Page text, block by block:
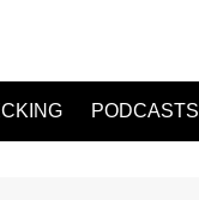
PODCASTS